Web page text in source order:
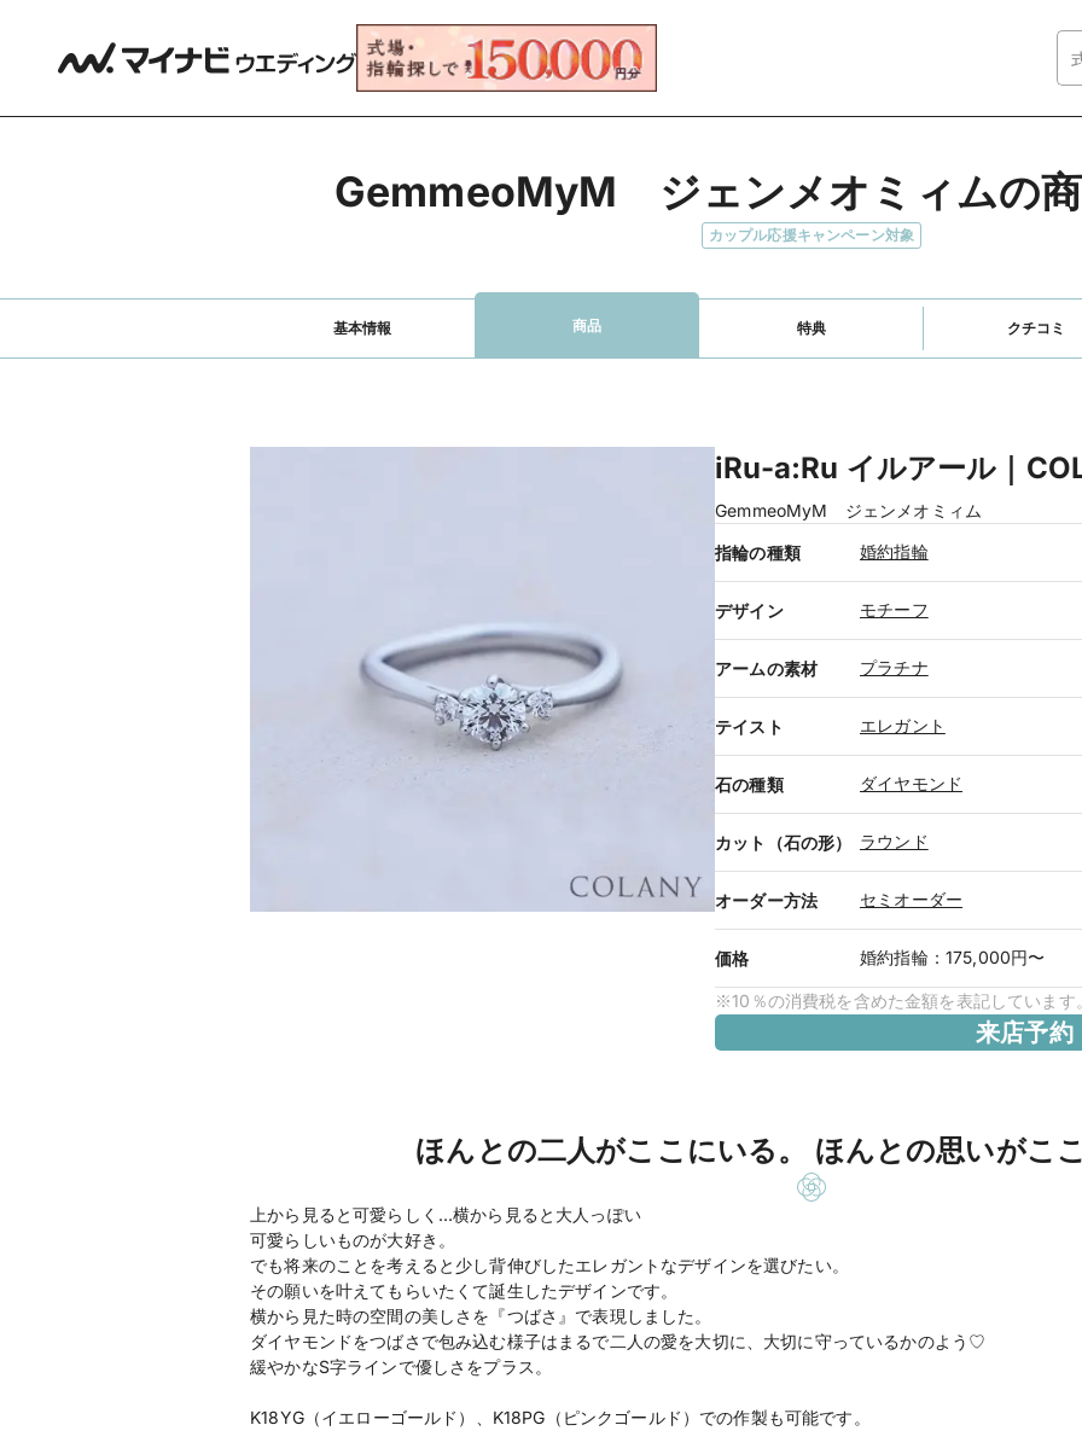
GemmeoMyM　ジェンメオミィムの
カップル応援キャンペーン対象
基本情報 商品 特典 クチコミ
iRu-a:Ru イルアール｜
GemmeoMyM ジェンメオミィム
指輪の種類 婚約指輪
デザイン モチーフ
アームの素材 プラチナ
テイスト エレガント
石の種類 ダイヤモンド
カット（石の形） ラウンド
オーダー方法 セミオーダー
価格 婚約指輪 ： 175,000円〜
※10％の消費税を含めた金額を表記しています
来店予約
ほんとの二人がここにいる。 ほんとの思いがこ
上から見ると可愛らしく…横から見ると大人っぽい
可愛らしいものが大好き。
でも将来のことを考えると少し背伸びしたエレガントなデザインを選びたい。
その願いを叶えてもらいたくて誕生したデザインです。
横から見た時の空間の美しさを『つばさ』で表現しました。
ダイヤモンドをつばさで包み込む様子はまるで二人の愛を大切に、大切に守っているかのよう♡
緩やかなS字ラインで優しさをプラス。
K18YG（イエローゴールド）、K18PG（ピンクゴールド）での作製も可能です。